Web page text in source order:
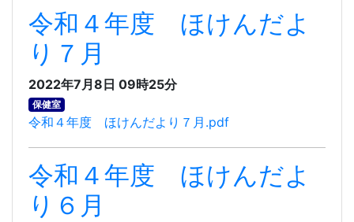
令和４年度 ほけんだよ
り７月
2022年7月8日 09時25分
保健室
令和４年度 ほけんだより７月.pdf
令和４年度 ほけんだよ
り６月